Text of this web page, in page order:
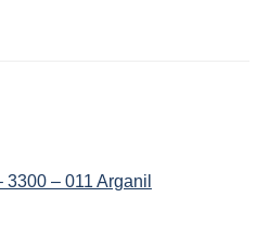
– 011 Arganil